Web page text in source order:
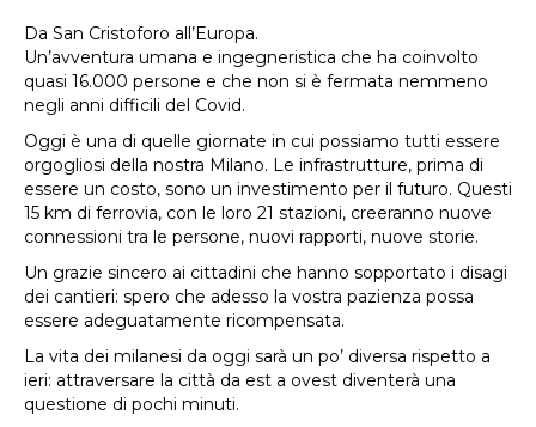
Da San Cristoforo all’Europa.
Un’avventura umana e ingegneristica che ha coinvolto
quasi 16.000 persone e che non si è fermata nemmeno
negli anni difficili del Covid.
Oggi è una di quelle giornate in cui possiamo tutti essere
orgogliosi della nostra Milano. Le infrastrutture, prima di
essere un costo, sono un investimento per il futuro. Questi
15 km di ferrovia, con le loro 21 stazioni, creeranno nuove
connessioni tra le persone, nuovi rapporti, nuove storie.
Un grazie sincero ai cittadini che hanno sopportato i disagi
dei cantieri: spero che adesso la vostra pazienza possa
essere adeguatamente ricompensata.
La vita dei milanesi da oggi sarà un po’ diversa rispetto a
ieri: attraversare la città da est a ovest diventerà una
questione di pochi minuti.